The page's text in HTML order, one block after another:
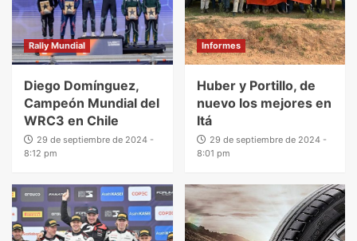
Rally Mundial
Diego Domínguez,
Campeón Mundial del
WRC3 en Chile
29 de septiembre de 2024 -
8:12 pm
Informes
Huber y Portillo, de
nuevo los mejores en
Itá
29 de septiembre de 2024 -
8:01 pm